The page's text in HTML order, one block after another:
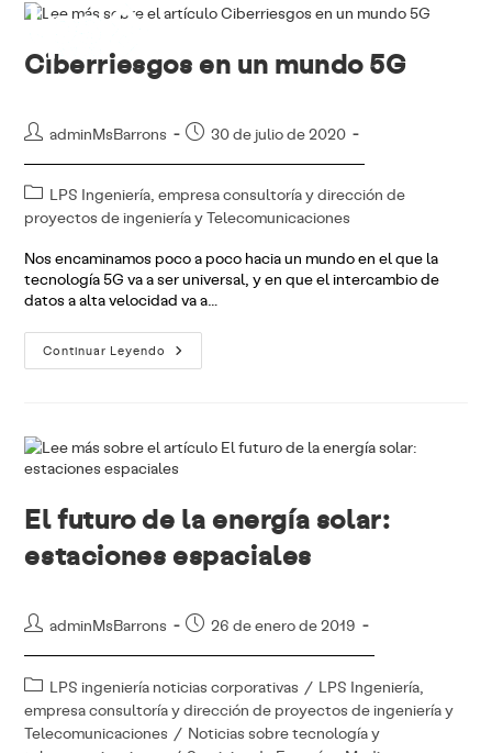
contenido
Ciberriesgos en un mundo 5G
Autor
entrada:
adminMsBarrons
Publicación
entrada:
30 de julio de 2020
Categoría
de
entrada:
LPS Ingeniería, empresa consultoría y dirección de
proyectos de ingeniería y Telecomunicaciones
Nos encaminamos poco a poco hacia un mundo en el que la
tecnología 5G va a ser universal, y en que el intercambio de
datos a alta velocidad va a…
Continuar Leyendo Ciberriesgos
En
El futuro de la energía solar:
estaciones espaciales
Autor
entrada:
adminMsBarrons
Publicación
entrada:
26 de enero de 2019
Categoría
de
la
LPS ingeniería noticias corporativas / LPS Ingeniería,
empresa consultoría y dirección de proyectos de ingeniería y
Telecomunicaciones / Noticias sobre tecnología y